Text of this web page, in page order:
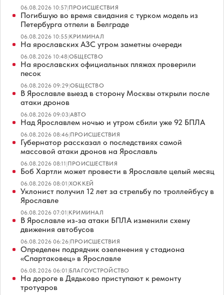
06.08.2026 10:57|ПРОИСШЕСТВИЯ
Погибшую во время свидания с турком модель из
Петербурга отпели в Белграде
06.08.2026 10:55|КРИМИНАЛ
На ярославских АЗС утром заметны очереди
06.08.2026 10:48|ОБЩЕСТВО
На ярославских официальных пляжах проверили
песок
06.08.2026 09:29|ОБЩЕСТВО
В Ярославле выезд в сторону Москвы открыли после
атаки дронов
06.08.2026 09:03|АВТО
Над Ярославлем ночью и утром сбили уже 92 БПЛА
06.08.2026 08:46|ПРОИСШЕСТВИЯ
Губернатор рассказал о последствиях самой
массовой атаки дронов на Ярославль
06.08.2026 08:11|ПРОИСШЕСТВИЯ
Боб Хартли может провести в Ярославле целый месяц
06.08.2026 08:01|ХОККЕЙ
Уклонист получил 12 лет за стрельбу по троллейбусу в
Ярославле
06.08.2026 07:01|КРИМИНАЛ
В Ярославле из-за атаки БПЛА изменили схему
движения автобусов
06.08.2026 06:26|ПРОИСШЕСТВИЯ
Определен подрядчик озеленения у стадиона
«Спартаковец» в Ярославле
06.08.2026 06:01|БЛАГОУСТРОЙСТВО
На дороге в Дядьково приступают к ремонту
тротуаров